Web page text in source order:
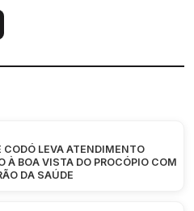
CODÓ LEVA ATENDIMENTO
À BOA VISTA DO PROCÓPIO COM
DA SAÚDE